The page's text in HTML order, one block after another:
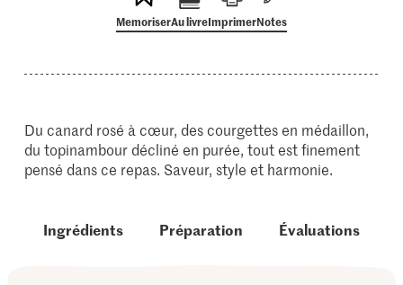
MemoriserAu livreImprimerNotes
Du canard rosé à cœur, des courgettes en médaillon,
du topinambour décliné en purée, tout est finement
pensé dans ce repas. Saveur, style et harmonie.
Ingrédients Préparation Évaluations